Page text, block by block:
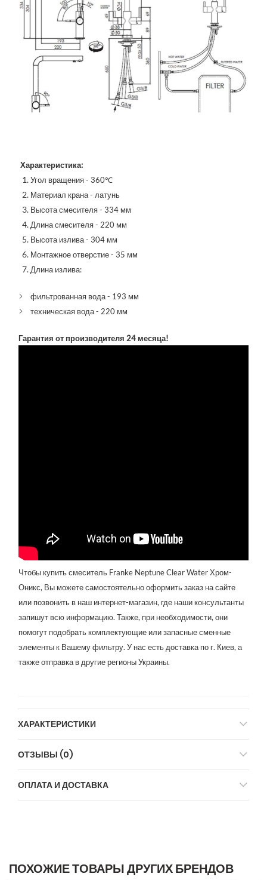
Характеристика:
Угол вращения - 360℃
Материал крана - латунь
Высота смесителя - 334 мм
Длина смесителя - 220 мм
Высота излива - 304 мм
Монтажное отверстие - 35 мм
Длина излива:
фильтрованная вода - 193 мм
техническая вода - 220 мм
Гарантия от производителя 24 месяца!
Чтобы купить смеситель Franke Neptune Clear Water Хром-
Оникс, Вы можете самостоятельно оформить заказ на сайте
или позвонить в наш интернет-магазин, где наши консультанты
запишут всю информацию. Также, при необходимости, они
помогут подобрать комплектующие или запасные сменные
элементы к Вашему фильтру. У нас есть доставка по г. Киев, а
также отправка в другие регионы Украины.
ХАРАКТЕРИСТИКИ
ОТЗЫВЫ (0)
ОПЛАТА И ДОСТАВКА
ПОХОЖИЕ ТОВАРЫ ДРУГИХ БРЕНДОВ